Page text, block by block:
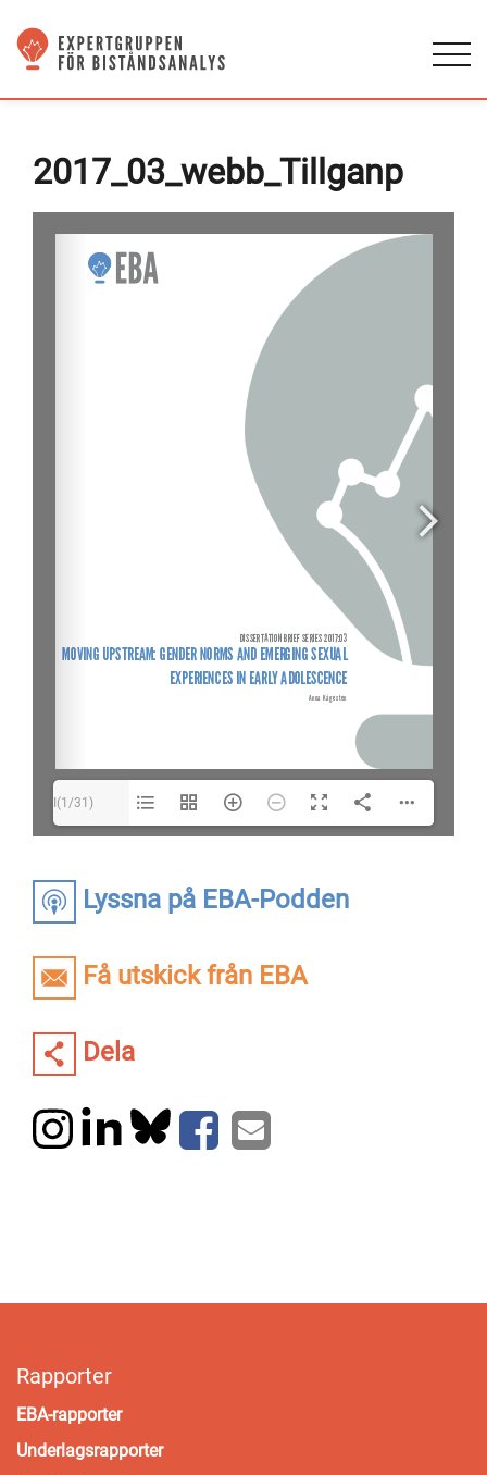
Lyssna på EBA-Podden
Få utskick från EBA
Dela
2017_03_webb_Tillganp
I(1/31)
Rapporter
EBA-rapporter
Underlagsrapporter